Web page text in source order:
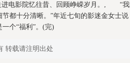
进电影院忆往昔、回顾峥嵘岁月。, “
都十分清晰。”年近七旬的影迷金女士
个“福利”。(完)
转载请注明出处